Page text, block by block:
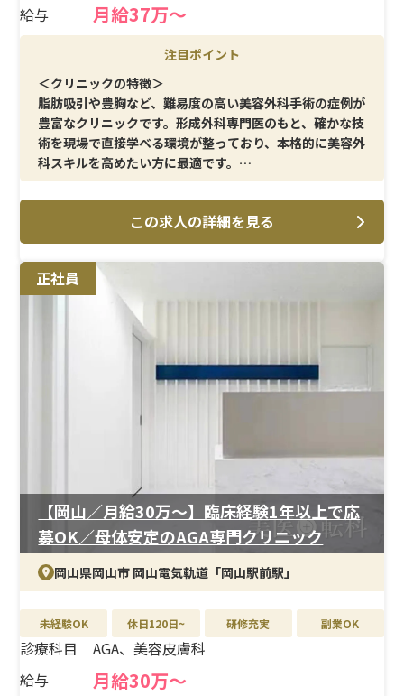
給与
月給37万〜
注目ポイント
＜クリニックの特徴＞
脂肪吸引や豊胸など、難易度の高い美容外科手術の症例が
豊富なクリニックです。形成外科専門医のもと、確かな技
術を現場で直接学べる環境が整っており、本格的に美容外
科スキルを高めたい方に最適です。
＜メイン施術＞
脂肪吸引、豊胸、注入治療をはじめとする美容外科手術
の介助がメインです。施術件数も多く、オペに携わる機会
が豊富なので、実践を通じて確実に経験値を積むことがで
きます。
臨床経験3年以上が応募条件となりますが、美容外科未経
験の方も、経験豊富な医師や先輩スタッフによるOJTで
しっかりフォローされます。主体的に学ぶ姿勢を大切にし
月給37万円スタート、年収ベースでも高水準。昇給・賞
与に加え、報奨金や各種手当も充実しています。年間休日
125日、月20日勤務でプライベートも確保しやすく、長く
働ける環境が整っています。社員割引や家族割引制度、社
内イベントなど福利厚生も豊富です。
この求人の詳細を見る
正社員
【岡山／月給30万〜】臨床経験1年以上で応
募OK／母体安定のAGA専門クリニック
岡山県岡山市 岡山電気軌道「岡山駅前駅」
未経験OK 休日120日~ 研修充実 副業OK
診療科目
AGA、美容皮膚科
給与
月給30万〜